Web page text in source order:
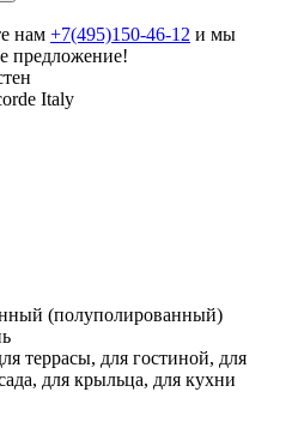
нам +7(495)150-46-12 и мы
предложение!
Italy
(полуполированный)
террасы, для гостиной, для
для крыльца, для кухни